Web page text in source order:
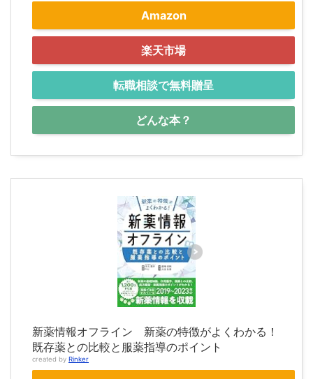
Amazon
楽天市場
転職相談で無料贈呈
どんな本？
新薬情報オフライン 新薬の特徴がよくわかる！
既存薬との比較と服薬指導のポイント
created by Rinker